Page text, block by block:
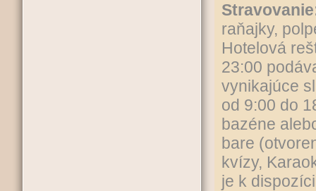
raňajky,
Hotelová
23:00
vynikajúce
od 9:00 do
bazéne
bare
kvízy,
je k